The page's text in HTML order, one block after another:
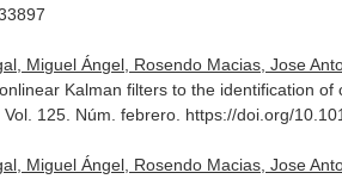
Miguel Ángel, Rosendo Macias, Jose
Kalman filters to the identification
Vol. 125. Núm. febrero. https://doi.org/
Miguel Ángel, Rosendo Macias, Jose